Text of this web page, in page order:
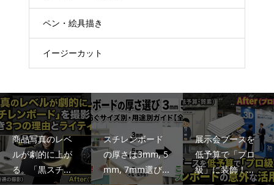
ペン・絵具描き
イージーカット
商品写真のレベ
ルが劇的に上が
る。「黒スチ...
スチレンボード
の厚さは3mm, 5
mm, 7mm選び...
展示会ブースを
低予算で「プロ
級」に装飾！...